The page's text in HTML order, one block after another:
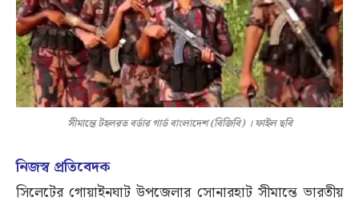
সীমান্তে টহলরত বর্ডার গার্ড বাংলাদেশ (বিজিবি) । ফাইল ছবি
নিজস্ব প্রতিবেদক
সিলেটের গোয়াইনঘাট উপজেলার সোনারহাট সীমান্তে ভারতীয়